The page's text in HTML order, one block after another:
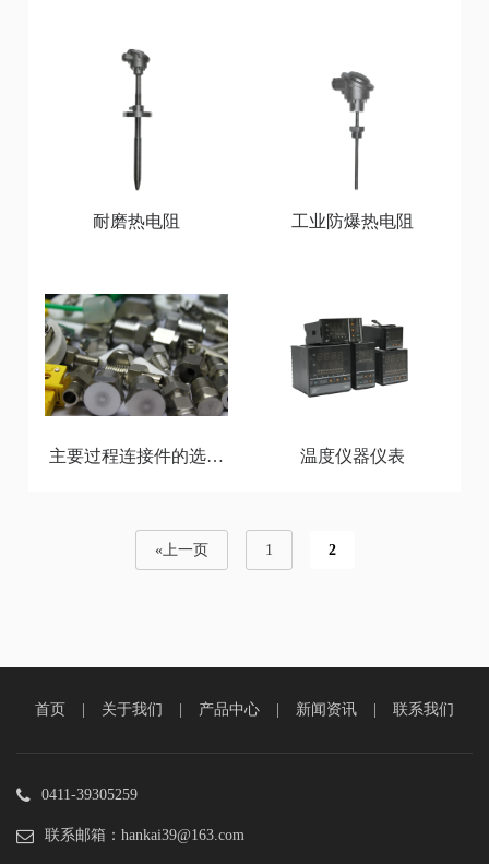
耐磨热电阻 工业防爆热电阻
主要过程连接件的选择 温度仪器仪表
«上一页 1 2
首页 关于我们 产品中心 新闻资讯 联系我们
0411-39305259
联系邮箱：hankai39@163.com